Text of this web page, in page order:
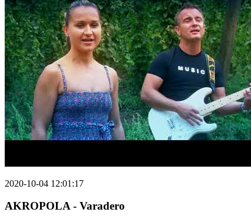
2020-10-04 12:01:17
AKROPOLA - Varadero